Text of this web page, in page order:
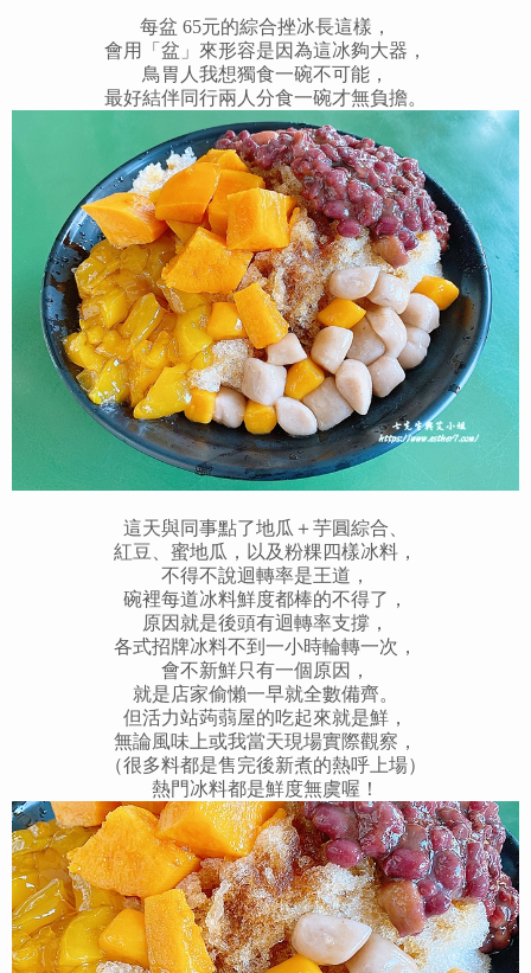
每盆 65元的綜合挫冰長這樣，
會用「盆」來形容是因為這冰夠大器，
鳥胃人我想獨食一碗不可能，
最好結伴同行兩人分食一碗才無負擔。
這天與同事點了地瓜＋芋圓綜合、
紅豆、蜜地瓜，以及粉粿四樣冰料，
不得不說迴轉率是王道，
碗裡每道冰料鮮度都棒的不得了，
原因就是後頭有迴轉率支撐，
各式招牌冰料不到一小時輪轉一次，
會不新鮮只有一個原因，
就是店家偷懶一早就全數備齊。
但活力站蒟蒻屋的吃起來就是鮮，
無論風味上或我當天現場實際觀察，
（很多料都是售完後新煮的熱呼上場）
熱門冰料都是鮮度無虞喔！